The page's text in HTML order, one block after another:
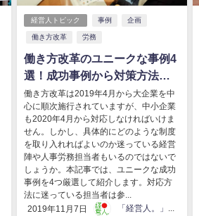
経営人トピック 事例 企画
働き方改革 労務
働き方改革のユニークな事例4
選！成功事例から対策方法を
学ぼう
働き方改革は2019年4月から大企業を中
心に順次施行されていますが、中小企業
も2020年4月から対応しなければいけま
せん。しかし、具体的にどのような制度
を取り入れればよいのか迷っている経営
陣や人事労務担当者もいるのではないで
しょうか。本記事では、ユニークな成功
事例を4つ厳選して紹介します。対応方
法に迷っている担当者は参...
2019年11月7日